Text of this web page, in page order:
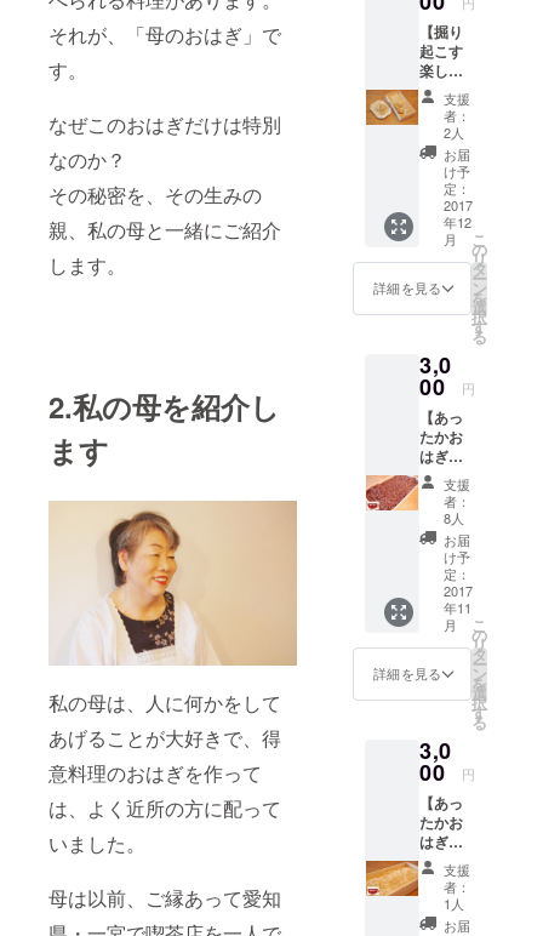
それが、「母のおはぎ」で
す。
なぜこのおはぎだけは特別
なのか？
その秘密を、その生みの
親、私の母と一緒にご紹介
します。
2.私の母を紹介し
ます
私の母は、人に何かをして
あげることが大好きで、得
意料理のおはぎを作って
は、よく近所の方に配って
いました。
母は以前、ご縁あって愛知
【掘り
起こす
楽し
み！】
おはぎ
箱(きな
粉)1箱
＋ス
コップ
スプー
ン1本
支援
者：
2人
お届
け予
定：
2017
年12
月
詳細を見る
こ
の
リ
タ
ー
ン
を
選
択
す
る
3,0
00 円
【あっ
たかお
はぎ試
食@名
古屋】
名古
屋・伏
見の
MITTS
COFFE
STAND
さんで
生おは
ぎ箱(あ
ずき)1
食おは
ぎ1種
※1ドリ
ンクの
ご注文
をお願
いしま
す。
※MITTS
COFFE
支援
者：
8人
お届
け予
定：
2017
年11
月
詳細を見る
こ
の
リ
タ
ー
ン
を
選
択
す
る
3,0
00 円
【あっ
たかお
はぎ試
食@名
古屋】
名古
屋・伏
支援
者：
1人
お届